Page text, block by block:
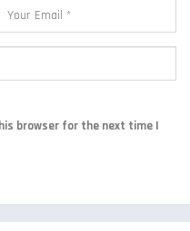
browser for the next time I